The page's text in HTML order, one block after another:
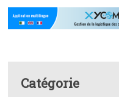
Catégorie